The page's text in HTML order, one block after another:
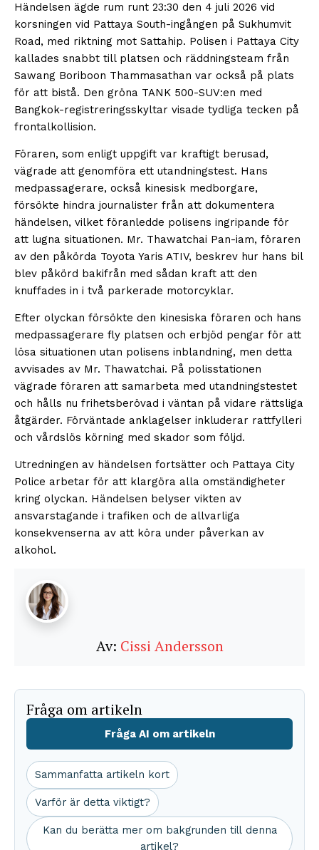
Händelsen ägde rum runt 23:30 den 4 juli 2026 vid
korsningen vid Pattaya South-ingången på Sukhumvit
Road, med riktning mot Sattahip. Polisen i Pattaya City
kallades snabbt till platsen och räddningsteam från
Sawang Boriboon Thammasathan var också på plats
för att bistå. Den gröna TANK 500-SUV:en med
Bangkok-registreringsskyltar visade tydliga tecken på
frontalkollision.
Föraren, som enligt uppgift var kraftigt berusad,
vägrade att genomföra ett utandningstest. Hans
medpassagerare, också kinesisk medborgare,
försökte hindra journalister från att dokumentera
händelsen, vilket föranledde polisens ingripande för
att lugna situationen. Mr. Thawatchai Pan-iam, föraren
av den påkörda Toyota Yaris ATIV, beskrev hur hans bil
blev påkörd bakifrån med sådan kraft att den
knuffades in i två parkerade motorcyklar.
Efter olyckan försökte den kinesiska föraren och hans
medpassagerare fly platsen och erbjöd pengar för att
lösa situationen utan polisens inblandning, men detta
avvisades av Mr. Thawatchai. På polisstationen
vägrade föraren att samarbeta med utandningstestet
och hålls nu frihetsberövad i väntan på vidare rättsliga
åtgärder. Förväntade anklagelser inkluderar rattfylleri
och vårdslös körning med skador som följd.
Utredningen av händelsen fortsätter och Pattaya City
Police arbetar för att klargöra alla omständigheter
kring olyckan. Händelsen belyser vikten av
ansvarstagande i trafiken och de allvarliga
konsekvenserna av att köra under påverkan av
alkohol.
Av: Cissi Andersson
Fråga om artikeln
Fråga AI om artikeln
Sammanfatta artikeln kort
Varför är detta viktigt?
Kan du berätta mer om bakgrunden till denna
artikel?